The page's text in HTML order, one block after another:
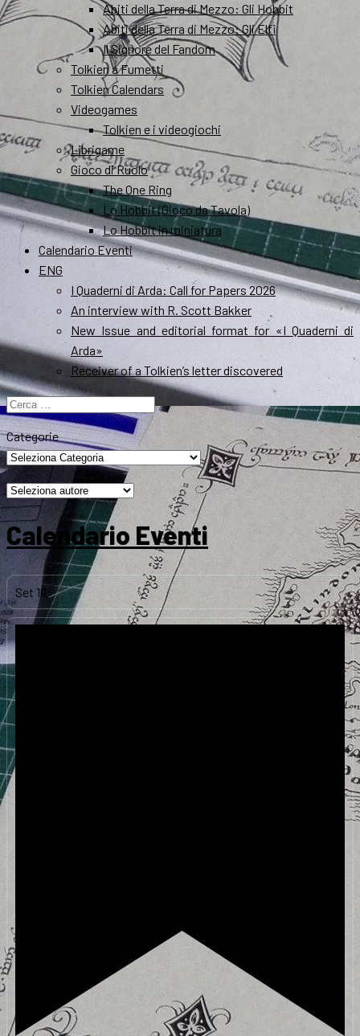
Abiti della Terra di Mezzo: Gli Hobbit
Abiti della Terra di Mezzo: Gli Elfi
Il Signore del Fandom
Tolkien a Fumetti
Tolkien Calendars
Videogames
Tolkien e i videogiochi
Librigame
Gioco di Ruolo
The One Ring
Lo Hobbit (Gioco da Tavola)
Lo Hobbit in miniatura
Calendario Eventi
ENG
I Quaderni di Arda: Call for Papers 2026
An interview with R. Scott Bakker
New Issue and editorial format for «I Quaderni di
Arda»
Receiver of a Tolkien’s letter discovered
Ricerca
per:
Categorie
Calendario Eventi
Set 19